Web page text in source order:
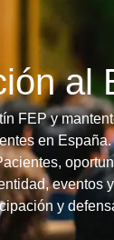
al
FEP y
en
eventos
y